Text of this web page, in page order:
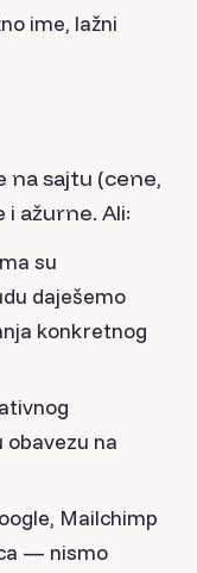
ime, lažni
na sajtu (cene,
ažurne. Ali:
su
daješemo
konkretnog
na
Mailchimp
— nismo